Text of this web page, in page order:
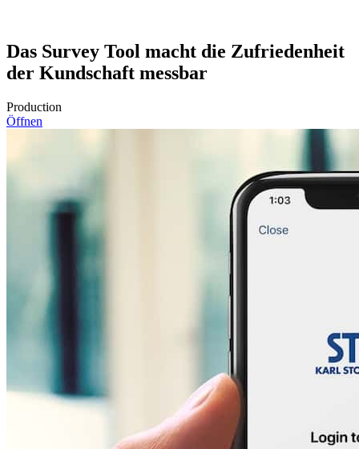
Das Survey Tool macht die Zufriedenheit
der Kundschaft messbar
Production
Öffnen